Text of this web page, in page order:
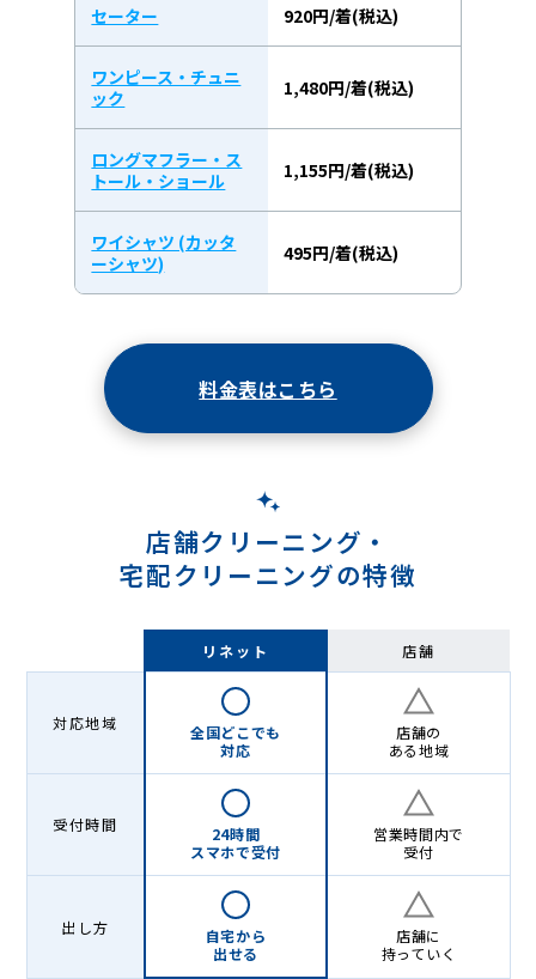
セーター 920円/着(税込)
ワンピース・チュニ
ック
1,480円/着(税込)
ロングマフラー・ス
トール・ショール
1,155円/着(税込)
ワイシャツ (カッタ
ーシャツ)
495円/着(税込)
料金表はこちら
店舗クリーニング・
宅配クリーニングの特徴
リネット 店舗
対応地域
全国どこでも
対応
店舗の
ある地域
受付時間
24時間
スマホで受付
営業時間内で
受付
出し方
自宅から
出せる
店舗に
持っていく